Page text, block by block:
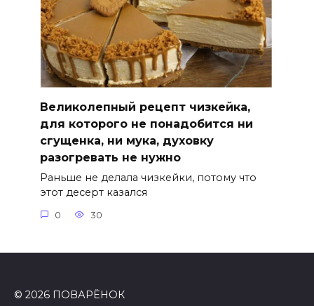
Великолепный рецепт чизкейка,
для которого не понадобится ни
сгущенка, ни мука, духовку
разогревать не нужно
Раньше не делала чизкейки, потому что
этот десерт казался
0 30
© 2026 ПОВАРЁНОК